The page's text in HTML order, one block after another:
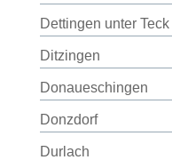
Dettingen unter Teck
Ditzingen
Donaueschingen
Donzdorf
Durlach